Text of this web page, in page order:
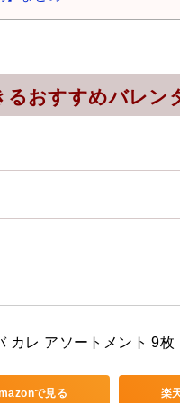
るおすすめバレン
カレ アソートメント 9枚
で見る 楽